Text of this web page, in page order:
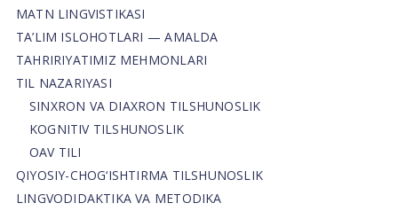
MATN LINGVISTIKASI
TA’LIM ISLOHOTLARI — AMALDA
TAHRIRIYATIMIZ MEHMONLARI
TIL NAZARIYASI
SINXRON VA DIAXRON TILSHUNOSLIK
KOGNITIV TILSHUNOSLIK
OAV TILI
QIYOSIY-CHOG‘ISHTIRMA TILSHUNOSLIK
LINGVODIDAKTIKA VA METODIKA